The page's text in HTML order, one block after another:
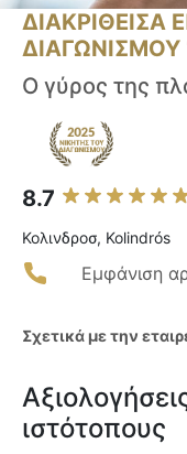
ΔΙΑΚΡΙΘΕΙΣΑ
ΔΙΑΓΩΝΙΣΜΟΥ
Ο γύρος της
8.7
Κολινδροσ, Kolindrós
Εμφάνιση
Σχετικά με την
ιστότοπους